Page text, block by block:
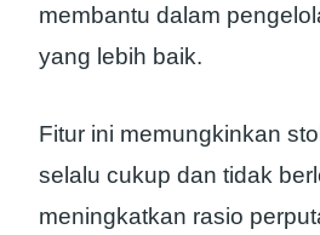
membantu dalam
yang lebih baik.
Fitur ini memungkinkan
selalu cukup dan tidak
meningkatkan rasio